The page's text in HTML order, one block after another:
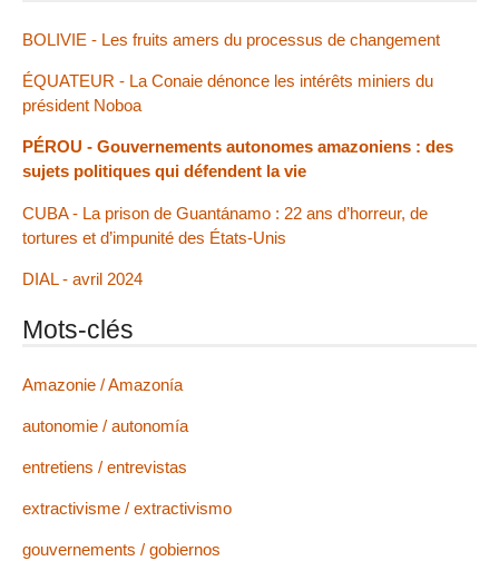
BOLIVIE - Les fruits amers du processus de changement
ÉQUATEUR - La Conaie dénonce les intérêts miniers du
président Noboa
PÉROU - Gouvernements autonomes amazoniens : des
sujets politiques qui défendent la vie
CUBA - La prison de Guantánamo : 22 ans d’horreur, de
tortures et d’impunité des États-Unis
DIAL - avril 2024
Mots-clés
Amazonie / Amazonía
autonomie / autonomía
entretiens / entrevistas
extractivisme / extractivismo
gouvernements / gobiernos